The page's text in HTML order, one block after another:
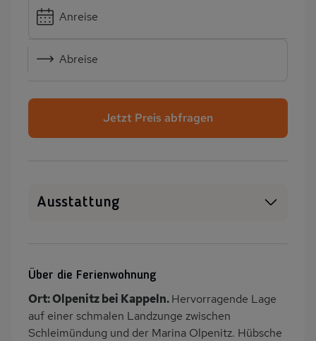
Anreise
Abreise
Jetzt Preis abfragen
Ausstattung
Sauna
Heizung
Waschmaschine
Wäschetrockner
Fahrstuhl
Über die Ferienwohnung
Ort: Olpenitz bei Kappeln.Hervorragende Lage
auf einer schmalen Landzunge zwischen
Schleimündung und der Marina Olpenitz. Hübsche